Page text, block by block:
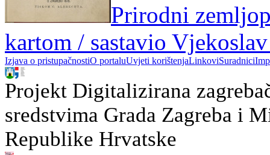
Prirodni
kartom / sastavio
Izjava o pristupačnostiO portaluUvjeti korištenjaLinkoviSuradnici
Projekt Digitalizirana
sredstvima Grada Zagreba i
Republike Hrvatske